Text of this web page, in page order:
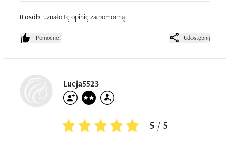
0 osób uznało tę opinię za pomocną
Pomocne! Udostępnij
Lucja5523
5 / 5